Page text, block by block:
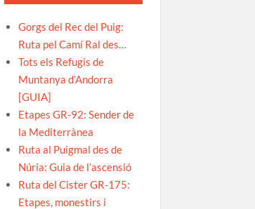
Gorgs del Rec del Puig:
Ruta pel Camí Ral des…
Tots els Refugis de
Muntanya d’Andorra
[GUIA]
Etapes GR-92: Sender de
la Mediterrànea
Ruta al Puigmal des de
Núria: Guia de l’ascensió
Ruta del Cister GR-175:
Etapes, monestirs i